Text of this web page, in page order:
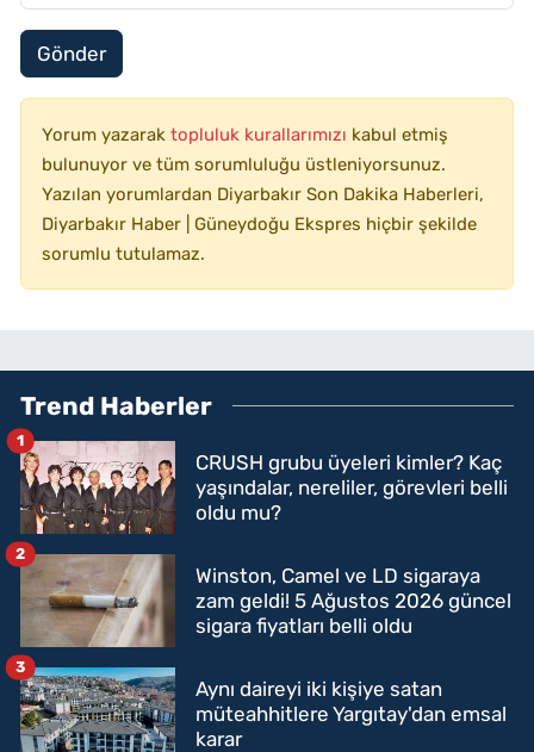
Gönder
Yorum yazarak topluluk kurallarımızı kabul etmiş
bulunuyor ve tüm sorumluluğu üstleniyorsunuz.
Yazılan yorumlardan Diyarbakır Son Dakika Haberleri,
Diyarbakır Haber | Güneydoğu Ekspres hiçbir şekilde
sorumlu tutulamaz.
Trend Haberler
CRUSH grubu üyeleri kimler? Kaç
yaşındalar, nereliler, görevleri belli
oldu mu?
1
Winston, Camel ve LD sigaraya
zam geldi! 5 Ağustos 2026 güncel
sigara fiyatları belli oldu
2
Aynı daireyi iki kişiye satan
müteahhitlere Yargıtay'dan emsal
karar
3